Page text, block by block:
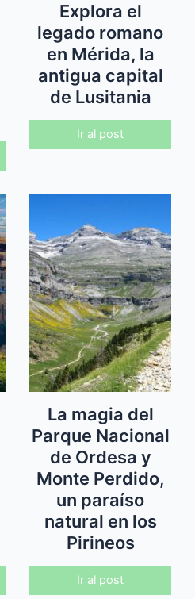
Explora el
legado romano
en Mérida, la
antigua capital
de Lusitania
Ir al post
La magia del
Parque Nacional
de Ordesa y
Monte Perdido,
un paraíso
natural en los
Pirineos
Ir al post